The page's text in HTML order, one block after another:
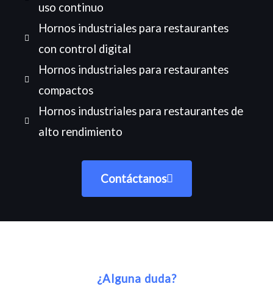
uso continuo
Hornos industriales para restaurantes
con control digital
Hornos industriales para restaurantes
compactos
Hornos industriales para restaurantes de
alto rendimiento
Contáctanos
¿Alguna duda?